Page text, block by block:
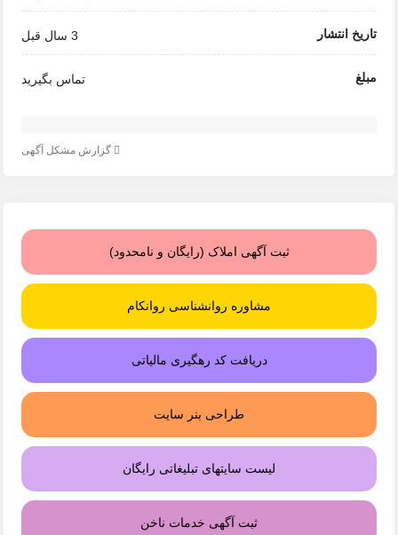
تاریخ انتشار 3 سال قبل
مبلغ تماس بگیرید
گزارش مشکل آگهی
ثبت آگهی املاک (رایگان و نامحدود)
مشاوره روانشناسی روانکام
دریافت کد رهگیری مالیاتی
طراحی بنر سایت
لیست سایتهای تبلیغاتی رایگان
ثبت آگهی خدمات ناخن